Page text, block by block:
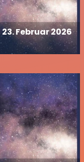
Februar 2026